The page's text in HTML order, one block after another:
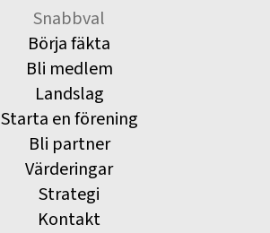
Snabbval
Börja fäkta
Bli medlem
Landslag
Starta en förening
Bli partner
Värderingar
Strategi
Kontakt